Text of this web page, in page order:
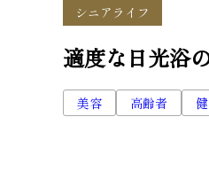
シニアライフ
適度な日光浴
美容 高齢者